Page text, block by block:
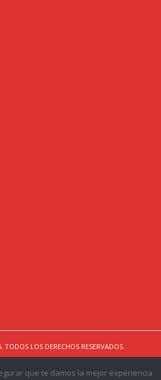
LOS DERECHOS RESERVADOS.
DISEÑADO & DESARROLLADO POR COMUNICA-T.
que te damos la mejor experiencia